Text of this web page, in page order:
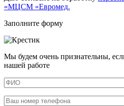
«МЦСМ «Евромед.
Заполните форму
Мы будем очень признательны,
нашей работе